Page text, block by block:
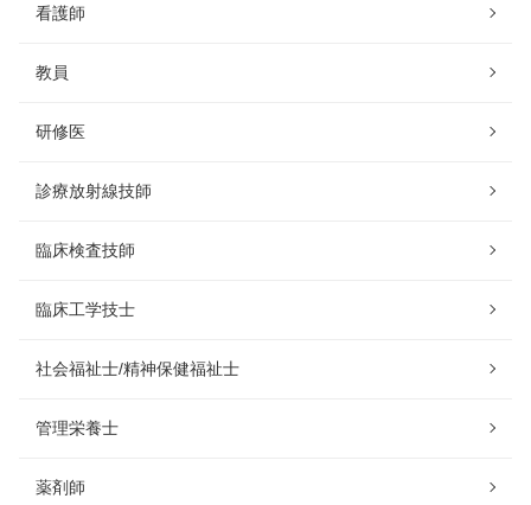
看護師
教員
研修医
診療放射線技師
臨床検査技師
臨床工学技士
社会福祉士/精神保健福祉士
管理栄養士
薬剤師